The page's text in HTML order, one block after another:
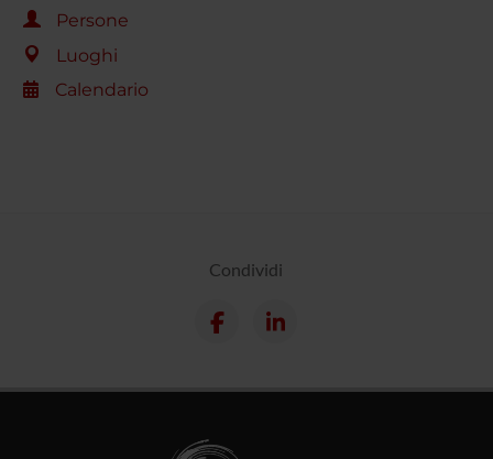
Persone
Luoghi
Calendario
Condividi